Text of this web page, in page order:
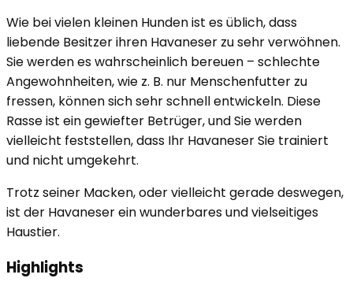
Wie bei vielen kleinen Hunden ist es üblich, dass
liebende Besitzer ihren Havaneser zu sehr verwöhnen.
Sie werden es wahrscheinlich bereuen – schlechte
Angewohnheiten, wie z. B. nur Menschenfutter zu
fressen, können sich sehr schnell entwickeln. Diese
Rasse ist ein gewiefter Betrüger, und Sie werden
vielleicht feststellen, dass Ihr Havaneser Sie trainiert
und nicht umgekehrt.
Trotz seiner Macken, oder vielleicht gerade deswegen,
ist der Havaneser ein wunderbares und vielseitiges
Haustier.
Highlights